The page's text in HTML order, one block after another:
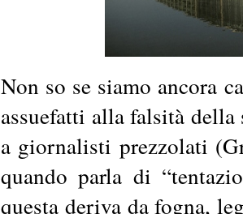
Non so se siamo ancora
assuefatti alla falsità
a giornalisti prezzolati
quando parla di
questa deriva da fogna,